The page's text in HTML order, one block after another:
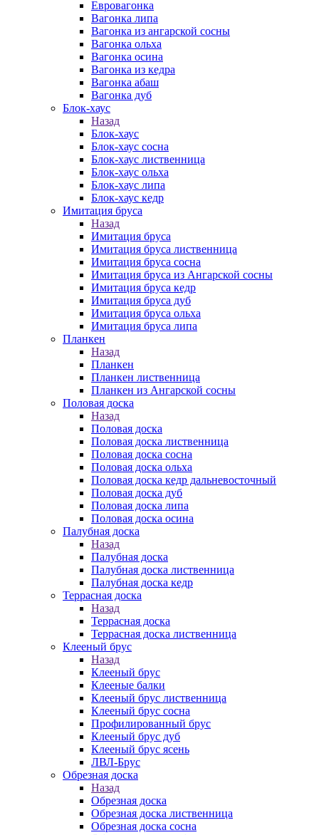
Евровагонка
Вагонка липа
Вагонка из ангарской сосны
Вагонка ольха
Вагонка осина
Вагонка из кедра
Вагонка абаш
Вагонка дуб
Блок-хаус
Назад
Блок-хаус
Блок-хаус сосна
Блок-хаус лиственница
Блок-хаус ольха
Блок-хаус липа
Блок-хаус кедр
Имитация бруса
Назад
Имитация бруса
Имитация бруса лиственница
Имитация бруса сосна
Имитация бруса из Ангарской сосны
Имитация бруса кедр
Имитация бруса дуб
Имитация бруса ольха
Имитация бруса липа
Планкен
Назад
Планкен
Планкен лиственница
Планкен из Ангарской сосны
Половая доска
Назад
Половая доска
Половая доска лиственница
Половая доска сосна
Половая доска ольха
Половая доска кедр дальневосточный
Половая доска дуб
Половая доска липа
Половая доска осина
Палубная доска
Назад
Палубная доска
Палубная доска лиственница
Палубная доска кедр
Террасная доска
Назад
Террасная доска
Террасная доска лиственница
Клееный брус
Назад
Клееный брус
Клееные балки
Клееный брус лиственница
Клееный брус сосна
Профилированный брус
Клееный брус дуб
Клееный брус ясень
ЛВЛ-Брус
Обрезная доска
Назад
Обрезная доска
Обрезная доска лиственница
Обрезная доска сосна